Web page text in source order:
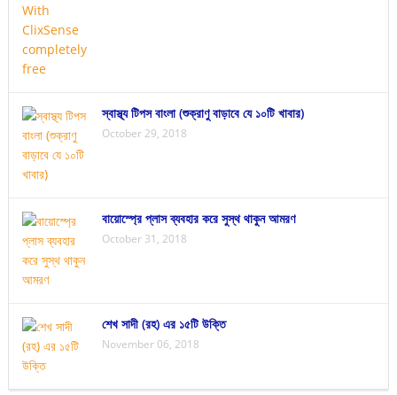
স্বাস্থ্য টিপস বাংলা (শুক্রাণু বাড়াবে যে ১০টি খাবার)
October 29, 2018
বায়োস্প্রে প্লাস ব্যবহার করে সুস্থ থাকুন আমরণ
October 31, 2018
শেখ সাদী (রহ) এর ১৫টি উক্তি
November 06, 2018